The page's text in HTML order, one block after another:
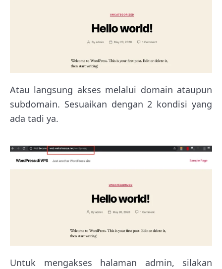
Atau langsung akses melalui domain ataupun
subdomain. Sesuaikan dengan 2 kondisi yang
ada tadi ya.
Untuk mengakses halaman admin, silakan